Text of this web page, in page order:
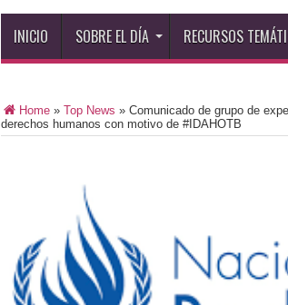
INICIO SOBRE EL DÍA RECURSOS
Home» Top News » Comunicado de grupo de
derechos humanos con motivo de #IDAHOTB